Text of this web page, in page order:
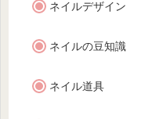
ネイルデザイン
ネイルの豆知識
ネイル道具